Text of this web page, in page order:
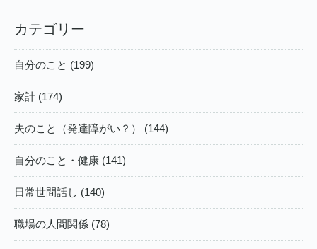
カテゴリー
自分のこと (199)
家計 (174)
夫のこと（発達障がい？） (144)
自分のこと・健康 (141)
日常世間話し (140)
職場の人間関係 (78)